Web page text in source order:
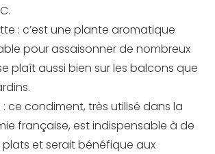
: c’est une plante aromatique
pour assaisonner de nombreux
plaît aussi bien sur les balcons que
: ce condiment, très utilisé dans la
française, est indispensable à de
et serait bénéfique aux